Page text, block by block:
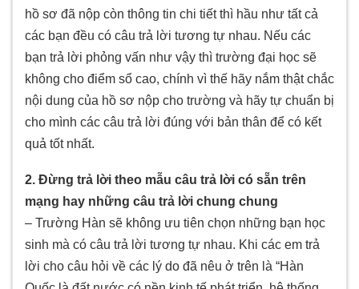
hồ sơ đã nộp còn thông tin chi tiết thì hầu như tất cả
các bạn đều có câu trả lời tương tự nhau. Nếu các
bạn trả lời phỏng vấn như vậy thì trường đại học sẽ
không cho điểm sổ cao, chính vì thế hãy nắm thật chắc
nội dung của hồ sơ nộp cho trường và hãy tự chuẩn bị
cho mình các câu trả lời đúng với bản thân để có kết
quả tốt nhất.
2. Đừng trả lời theo mẫu câu trả lời có sẵn trên
mạng hay những câu trả lời chung chung
– Trường Hàn sẽ không ưu tiên chọn những bạn học
sinh mà có câu trả lời tương tự nhau. Khi các em trả
lời cho câu hỏi về các lý do đã nêu ở trên là “Hàn